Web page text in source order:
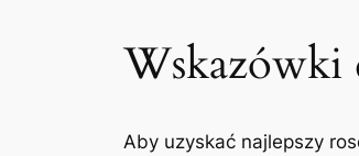
Wskazówki
Aby uzyskać najlepszy